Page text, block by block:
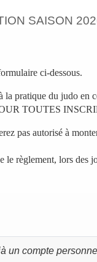
SAISON
ci-dessous.
pratique du judo en
TOUTES
pas autorisé à
règlement, lors
un compte